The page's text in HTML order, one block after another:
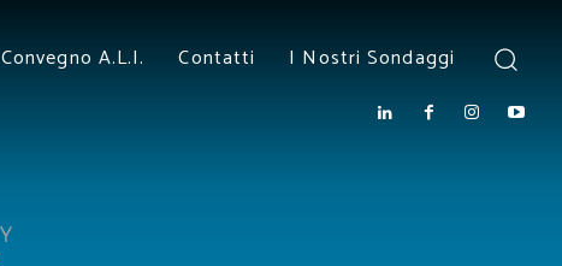
Convegno A.L.I. Contatti I Nostri Sondaggi